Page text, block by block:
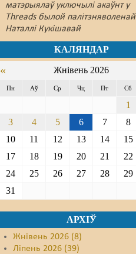
матэрыялаў уключылі акаўнт у
Threads былой палітзняволенай
Наталлі Кукішавай
КАЛЯНДАР
« Жнівень 2026
Пн Аў Ср Чц Пт Сб
1
3
4 5 6 7 8
10
11 12 13 14 15
17
18 19 20 21 22
24
25 26 27 28 29
31
АРХІЎ
Жнівень 2026 (8)
Ліпень 2026 (39)